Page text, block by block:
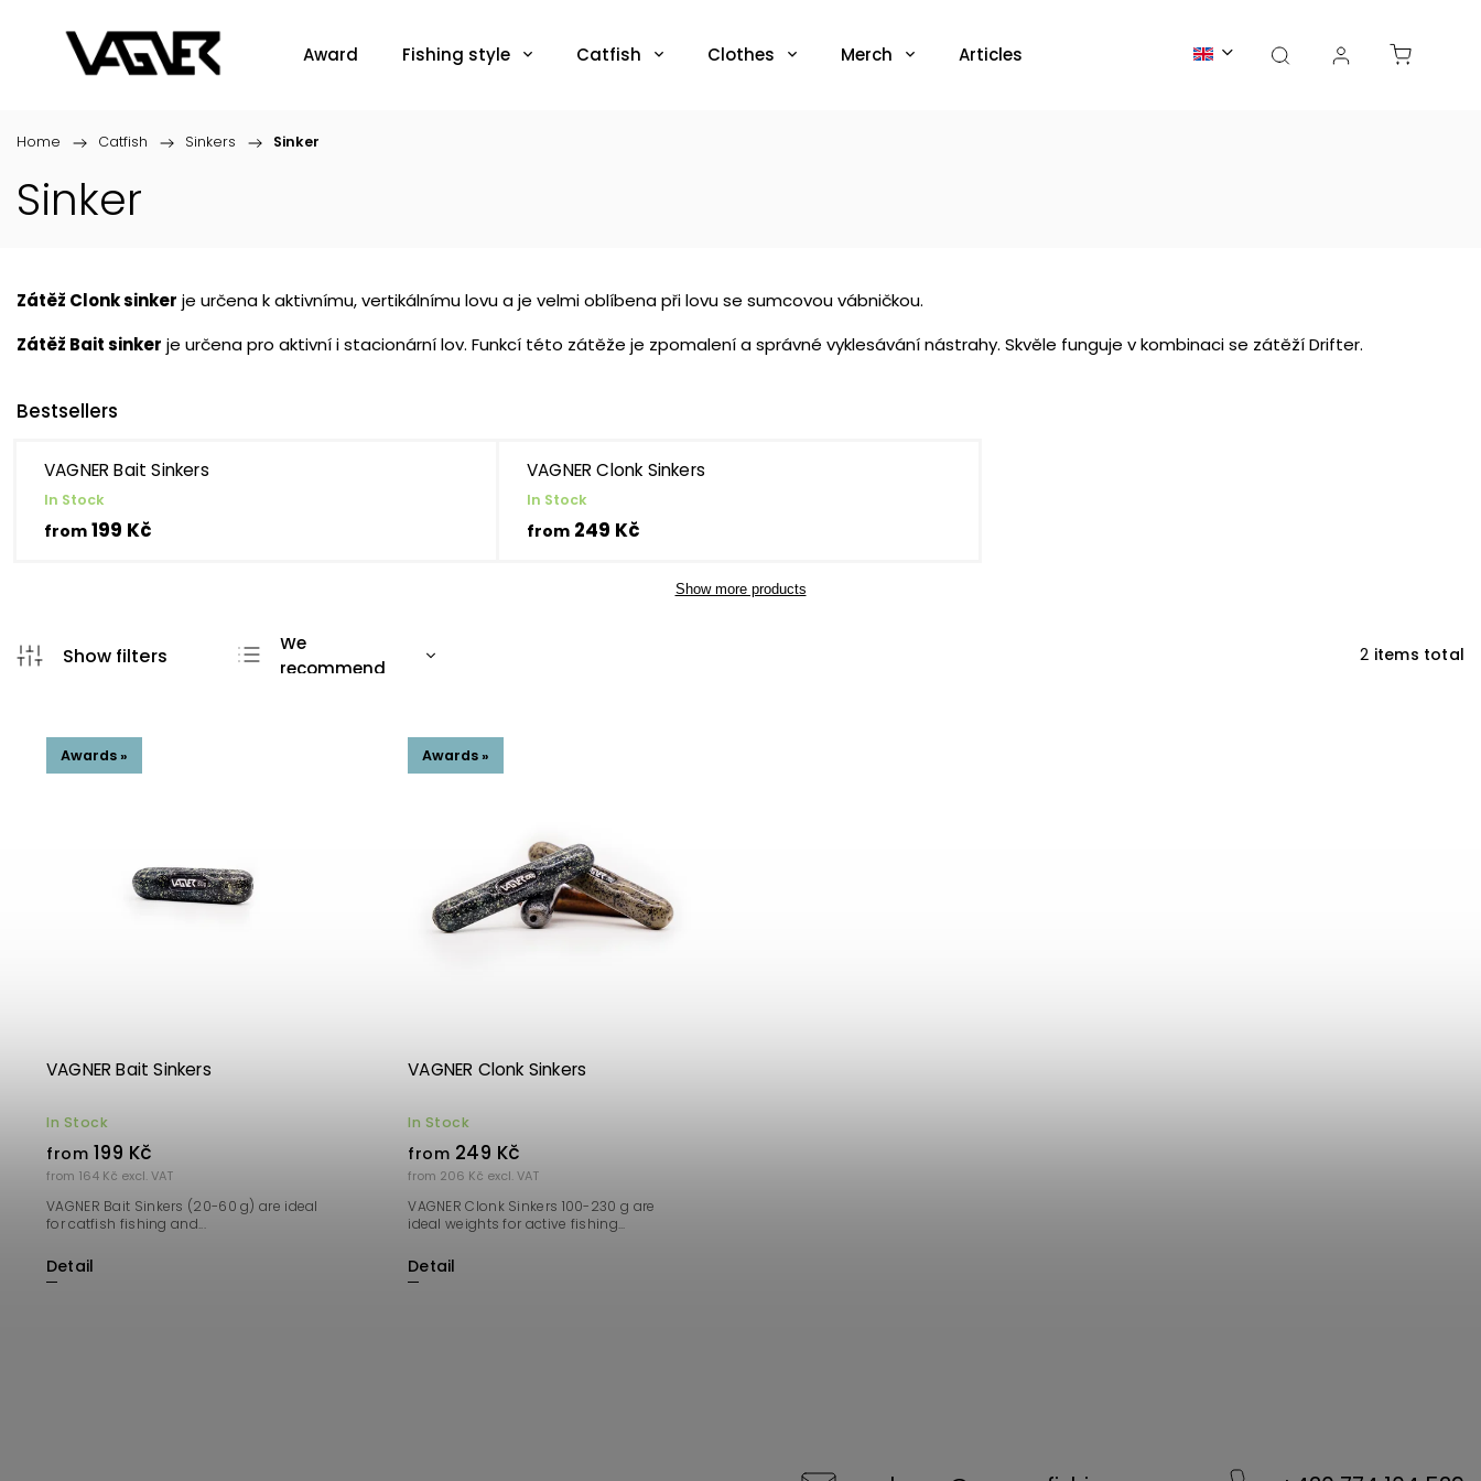
Award Fishing style Catfish Clothes Merch Articles
Home / Catfish / Sinkers / Sinker
Sinker
Zátěž Clonk sinker je určena k aktivnímu, vertikálnímu lovu a je velmi oblíbena při lovu se sumcovou vábničkou.
Zátěž Bait sinker je určena pro aktivní i stacionární lov. Funkcí této zátěže je zpomalení a správné vyklesávání nástrahy. Skvěle funguje v kombinaci se zátěží Drifter.
Bestsellers
VAGNER Bait Sinkers
In Stock
from 199 Kč
VAGNER Clonk Sinkers
In Stock
from249 Kč
Show more products
We
recommend
2 items total
Awards »
VAGNER Bait Sinkers
In Stock
from 164 Kč excl. VAT
from 199 Kč
Detail
VAGNER Bait Sinkers (20-60 g) are ideal
for catfish fishing and...
Awards »
VAGNER Clonk Sinkers
In Stock
from 206 Kč excl. VAT
from 249 Kč
Detail
VAGNER Clonk Sinkers 100-230 g are
ideal weights for active fishing...